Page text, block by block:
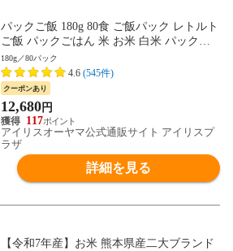
パックご飯 180g 80食 ご飯パック レトルト
ご飯 パックごはん 米 お米 白米 パック米
一人暮らし 180g×80P アイリスオーヤマ 低
温製法米 まとめ買い ストック 備蓄 保存食
非常食 [食品]
180g／80パック
4.6 (545件)
クーポンあり
12,680円
117
アイリスオーヤマ公式通販サイト アイリスプ
ラザ
詳細を見る
【令和7年産】お米 熊本県産二大ブランド